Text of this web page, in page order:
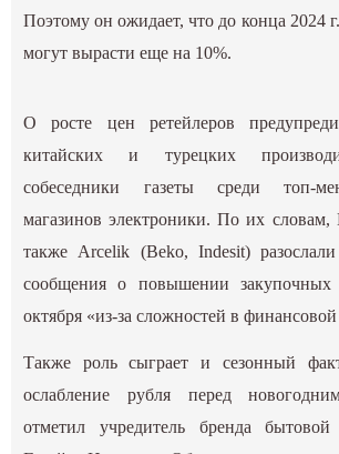
Поэтому он ожидает, что до конца 2024
могут вырасти еще на 10%.
О росте цен ретейлеров
китайских и турецких
собеседники газеты среди топ-
магазинов электроники. По их словам,
также Arcelik (Beko, Indesit)
сообщения о повышении
октября «из-за сложностей в
Также роль сыграет и сезонный
ослабление рубля перед
отметил учредитель бренда бытовой